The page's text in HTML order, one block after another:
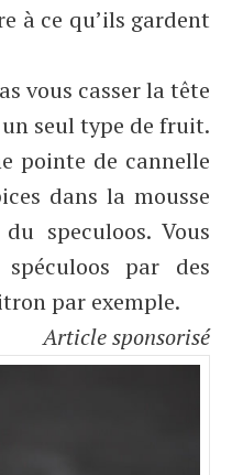
à ce qu’ils gardent
vous casser la tête
seul type de fruit.
pointe de cannelle
dans la mousse
speculoos. Vous
par des
par exemple.
Article sponsorisé